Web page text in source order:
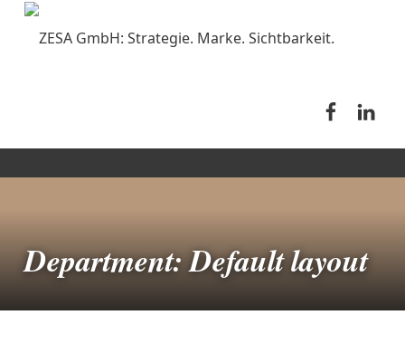
Department:Default layout